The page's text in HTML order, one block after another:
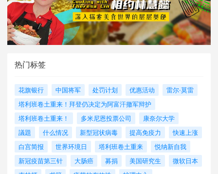
热门标签
花旗银行 中国将军 处罚计划 优惠活动
雷尔·莫雷
塔利班卷土重来！拜登仍决定为阿富汗撤军辩护
塔利班卷土重来！
多米尼恩投票公司
康奈尔大学
議題
什么情况 新型冠状病毒 提高免疫力
快速上涨
白宫简报
世界环境日 塔利班卷土重来
悦纳新自我
新冠疫苗第三针
大肠癌 募捐 美国研究生
微软日本